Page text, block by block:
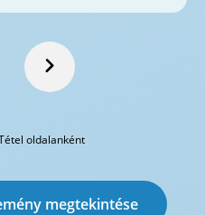
oldalanként
megtekintése